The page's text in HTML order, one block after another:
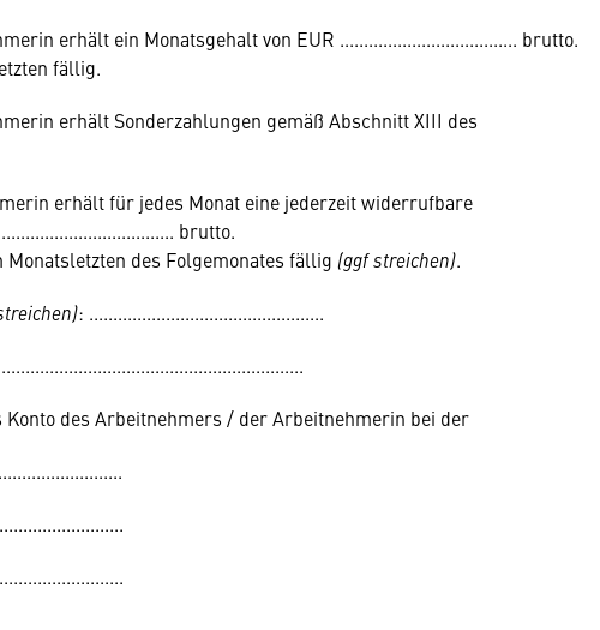
erhält ein Monatsgehalt von EUR ..................................... brutto.
fällig.
erhält Sonderzahlungen gemäß Abschnitt XIII des
erhält für jedes Monat eine jederzeit widerrufbare
brutto.
des Folgemonates fällig (ggf streichen).
: .................................................
des Arbeitnehmers / der Arbeitnehmerin bei der